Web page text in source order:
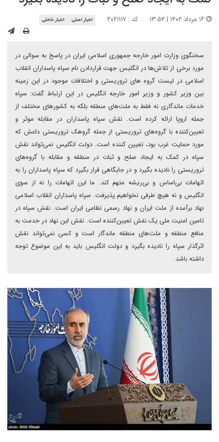
کد : ۲۰۲۱۱۱۷ اخبار اصلی اخبار داخلی
سخنگوی وزارت امور خارجه جمهوری اسلامی ایران در پاسخ به سوالی در
مورد برخی از تلاش‌ها در انگلیس جهت قراردادن نام سپاه پاسداران انقلاب
اسلامی در لیست گروه های تروریستی و اختلافات موجود در این زمینه
بین وزیر کشور و وزیر امور خارجه انگلیس در این ارتباط گفت: سپاه
خدمات ماندگاری نه فقط به ملت‌های منطقه بلکه به کشورهای مختلف از
جمله اروپا ارائه کرده است. نقش سپاه پاسداران در مقابله موثر و
تعیین‌کننده با گروه‌های تروریستی از جمله گروهک تروریستی داعش که
مورد حمایت غرب بود، تعیین کننده است. دولت انگلیس نمی‌تواند نقش
سپاه در کمک به ایجاد صلح و ثبات در منطقه و مقابله با گروه‌های
تروریستی را نادیده بگیرد و در جایگاهی قرار بگیرد که سپاه پاسداران را به
اتهامات بی‌اساس و بی‌ریشه متهم کند. ما این اتهامات را نه از سوی
انگلیس و نه هیچ طرفی نخواهیم پذیرفت. سپاه پاسداران انقلاب اسلامی
نهاد برآمده از ملت ایران و نهاد رسمی نظامی ایران است. نقش سپاه در
تامین امنیت ملی یک نقش تعیین‌کننده است. نقش این نهاد در خدمت به
منافع منطقه و ملت‌های منطقه ماندگار است و کسی نمی‌تواند نقش
اثرگذار سپاه را نادیده بگیرد و دولت انگلیس باید به این موضوع توجه
داشته باشد.